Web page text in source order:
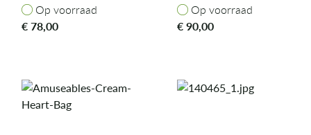
Op voorraad
Op voorraad
€78,00
Op voorraad
Op voorraad
€90,00